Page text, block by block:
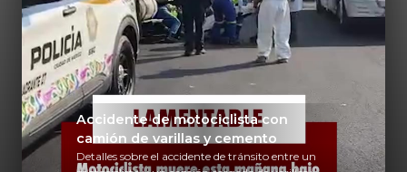
Accidente de motociclista con
camión de varillas y cemento
Detalles sobre el accidente de tránsito entre un